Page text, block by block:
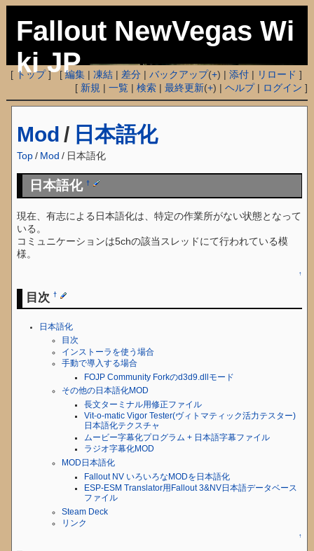
Fallout NewVegas Wi
ki JP
[ トップ] [編集 |凍結 | 差分 |バックアップ(+) |添付 | リロード ]
[ 新規 |一覧 |検索 |最終更新(+) |ヘルプ| ログイン ]
Mod / 日本語化
Top / Mod / 日本語化
日本語化†
現在、有志による日本語化は、特定の作業所がない状態となって
いる。
コミュニケーションは5chの該当スレッドにて行われている模
様。
↑
目次†
日本語化
目次
インストーラを使う場合
手動で導入する場合
FOJP Community Forkのd3d9.dllモード
その他の日本語化MOD
長文ターミナル用修正ファイル
Vit-o-matic Vigor Tester(ヴィトマティック活力テスター)
日本語化テクスチャ
ムービー字幕化プログラム + 日本語字幕ファイル
ラジオ字幕化MOD
MOD日本語化
Fallout NV いろいろなMODを日本語化
ESP-ESM Translator用Fallout 3&NV日本語データベース
ファイル
Steam Deck
リンク
↑